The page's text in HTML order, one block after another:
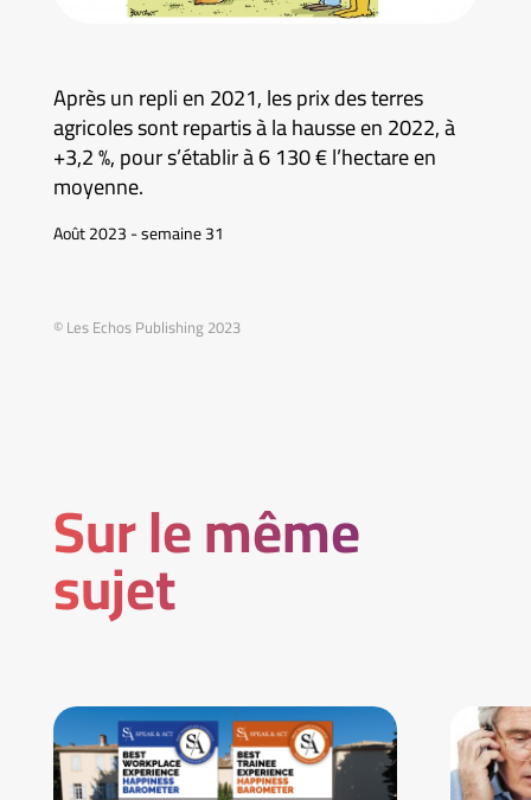
Après un repli en 2021, les prix des terres
agricoles sont repartis à la hausse en 2022, à
+3,2 %, pour s’établir à 6 130 € l’hectare en
moyenne.
Août 2023 - semaine 31
© Les Echos Publishing 2023
Sur le même
sujet